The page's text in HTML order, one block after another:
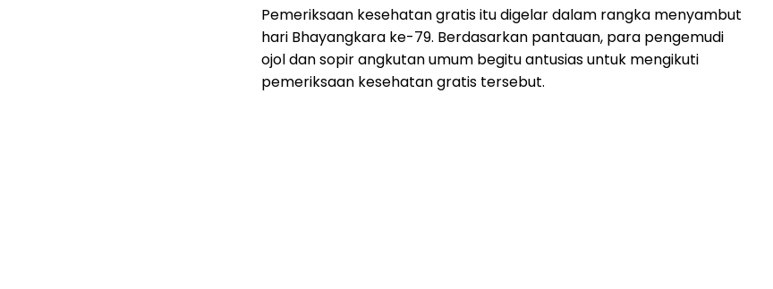
Pemeriksaan kesehatan gratis itu digelar dalam rangka menyambut
hari Bhayangkara ke-79. Berdasarkan pantauan, para pengemudi
ojol dan sopir angkutan umum begitu antusias untuk mengikuti
pemeriksaan kesehatan gratis tersebut.